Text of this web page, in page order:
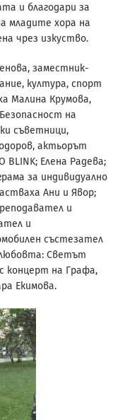
и благодари за
младите хора на
чрез изкуство.
заместник-
култура, спорт
Малина Крумова,
на
съветници,
актьорът
BLINK; Елена Радева;
за индивидуално
Ани и Явор;
и
и
състезател
Светът
концерт на Графа,
Екимова.